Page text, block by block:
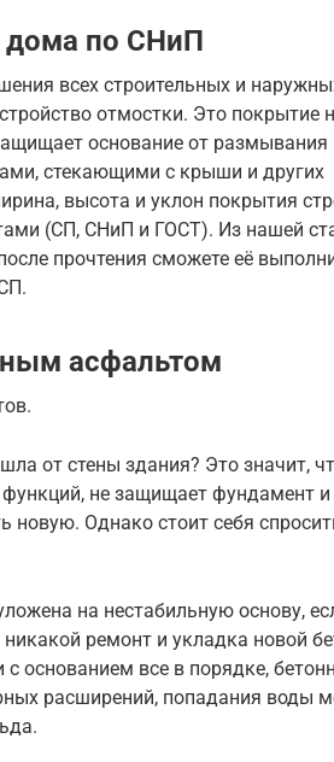
дома по СНиП
всех строительных и
отмостки. Это покрытие
основание от размывания
стекающими с крыши и других
высота и уклон покрытия
(СП, СНиП и ГОСТ). Из нашей
прочтения сможете её
асфальтом
от стены здания? Это значит,
не защищает фундамент и
новую. Однако стоит себя
на нестабильную основу,
ремонт и укладка новой
основанием все в порядке,
расширений, попадания воды